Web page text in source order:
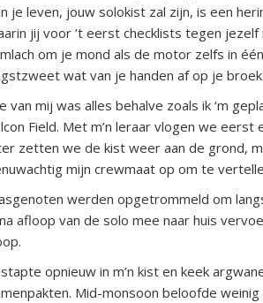
je leven, jouw solokist zal zijn, is een
jij voor ’t eerst checklists tegen
om je mond als de motor zelfs in
wat van je handen af op je
van mij was alles behalve zoals ik ‘m
Field. Met m’n leraar vlogen we
zetten we de kist weer aan de grond,
mijn crewmaat op om te
werden opgetrommeld om
afloop van de solo mee naar huis
opnieuw in m’n kist en keek
Mid-monsoon beloofde